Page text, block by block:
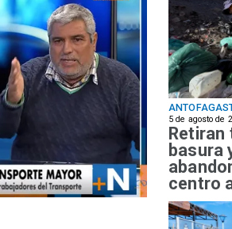
5 de agosto de
Retiran
basura
centro